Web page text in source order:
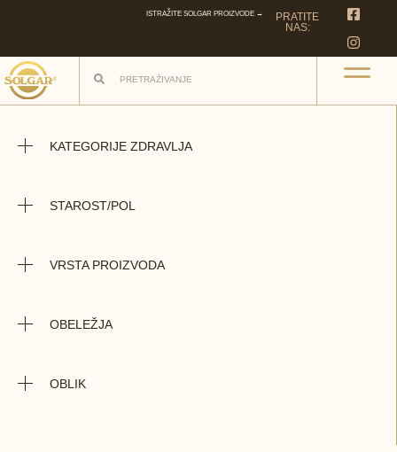
ISTRAŽITE SOLGAR PROIZVODE →
PRATITE
NAS:
KATEGORIJE ZDRAVLJA
STAROST/POL
VRSTA PROIZVODA
OBELEŽJA
OBLIK